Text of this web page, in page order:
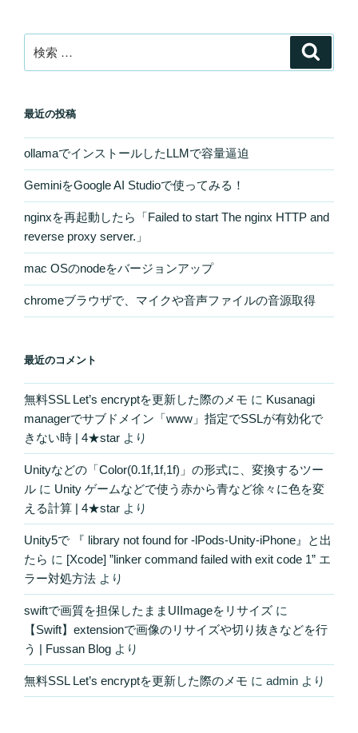
索:
最近の投稿
ollamaでインストールしたLLMで容量逼迫
GeminiをGoogle AI Studioで使ってみる！
nginxを再起動したら「Failed to start The nginx HTTP and
reverse proxy server.」
mac OSのnodeをバージョンアップ
chromeブラウザで、マイクや音声ファイルの音源取得
最近のコメント
無料SSL Let’s encryptを更新した際のメモ に Kusanagi
managerでサブドメイン「www」指定でSSLが有効化で
きない時 | 4★star より
Unityなどの「Color(0.1f,1f,1f)」の形式に、変換するツー
ル に Unity ゲームなどで使う赤から青など徐々に色を変
える計算 | 4★star より
Unity5で 『 library not found for -lPods-Unity-iPhone』と出
たら に [Xcode] ”linker command failed with exit code 1” エ
ラー対処方法 より
swiftで画質を担保したままUIImageをリサイズ に
【Swift】extensionで画像のリサイズや切り抜きなどを行
う | Fussan Blog より
無料SSL Let’s encryptを更新した際のメモ に admin より